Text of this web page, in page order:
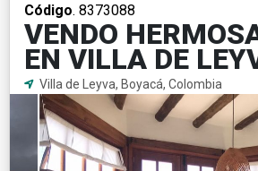
Código. 8373088
VENDO
EN VILLA DE
Villa de Leyva, Boyacá, Colombia